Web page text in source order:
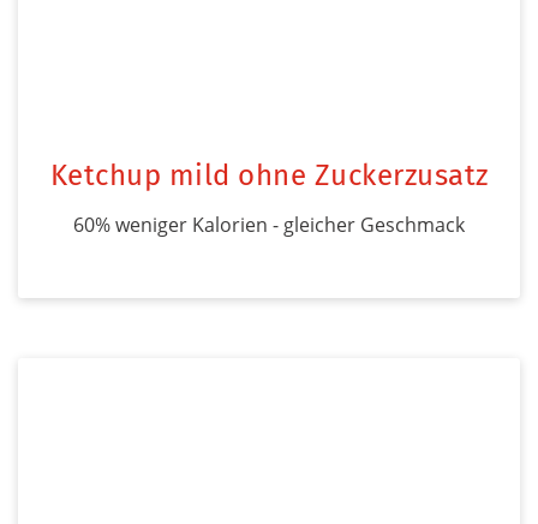
Ketchup mild ohne Zuckerzusatz
60% weniger Kalorien - gleicher Geschmack